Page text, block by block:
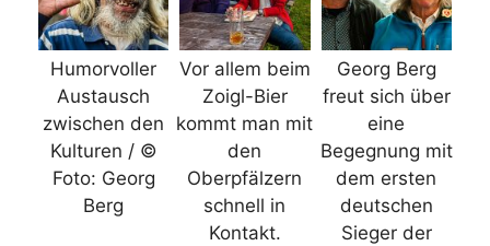
Humorvoller
Austausch
zwischen den
Kulturen / ©
Foto: Georg
Berg
Vor allem beim
Zoigl-Bier
kommt man mit
den
Oberpfälzern
schnell in
Kontakt.
Georg Berg
freut sich über
eine
Begegnung mit
dem ersten
deutschen
Sieger der